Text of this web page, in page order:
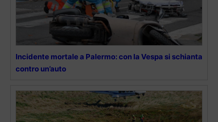
Incidente mortale a Palermo: con la Vespa si schianta
contro un’auto